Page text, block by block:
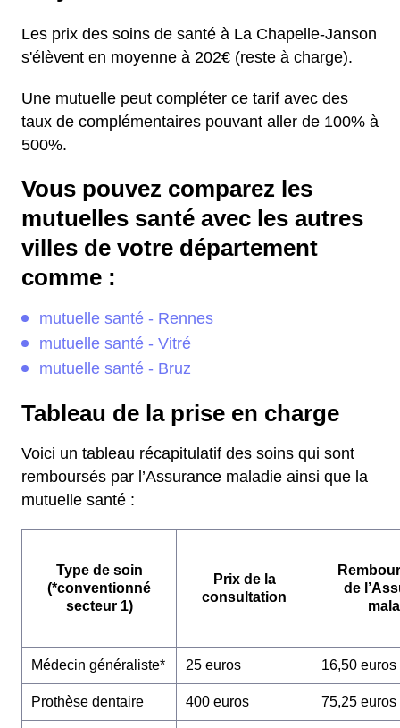
Les prix des soins de santé à La Chapelle-Janson
s'élèvent en moyenne à 202€ (reste à charge).
Une mutuelle peut compléter ce tarif avec des
taux de complémentaires pouvant aller de 100% à
500%.
Vous pouvez comparez les
mutuelles santé avec les autres
villes de votre département
comme :
mutuelle santé - Rennes
mutuelle santé - Vitré
mutuelle santé - Bruz
Tableau de la prise en charge
Voici un tableau récapitulatif des soins qui sont
remboursés par l’Assurance maladie ainsi que la
mutuelle santé :
Type de soin
(*conventionné
secteur 1)
Prix de la
consultation
de
Médecin généraliste* 25 euros 16,50 euros
Prothèse dentaire 400 euros 75,25 euros